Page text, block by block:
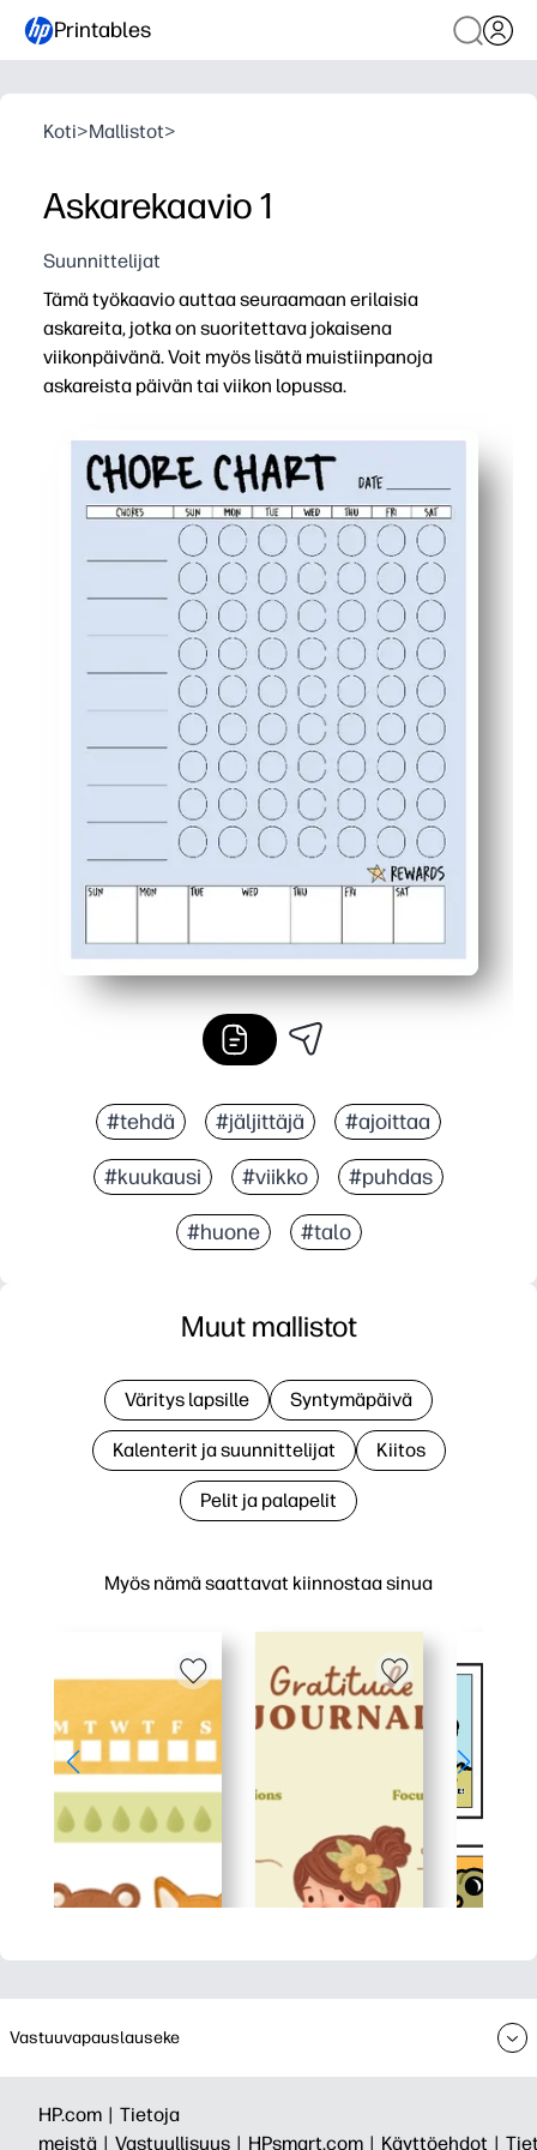
Printables
Koti>Mallistot>
Askarekaavio 1
Suunnittelijat
Tämä työkaavio auttaa seuraamaan erilaisia
askareita, jotka on suoritettava jokaisena
viikonpäivänä. Voit myös lisätä muistiinpanoja
askareista päivän tai viikon lopussa.
#tehdä #jäljittäjä #ajoittaa
#kuukausi #viikko #puhdas
#huone #talo
Myös nämä saattavat kiinnostaa sinua
Muut mallistot
Väritys lapsille Syntymäpäivä
Kalenterit ja suunnittelijat Kiitos
Pelit ja palapelit
Vastuuvapauslauseke
HP.com | Tietoja
meistä | Vastuullisuus | HPsmart.com | Käyttöehdot |